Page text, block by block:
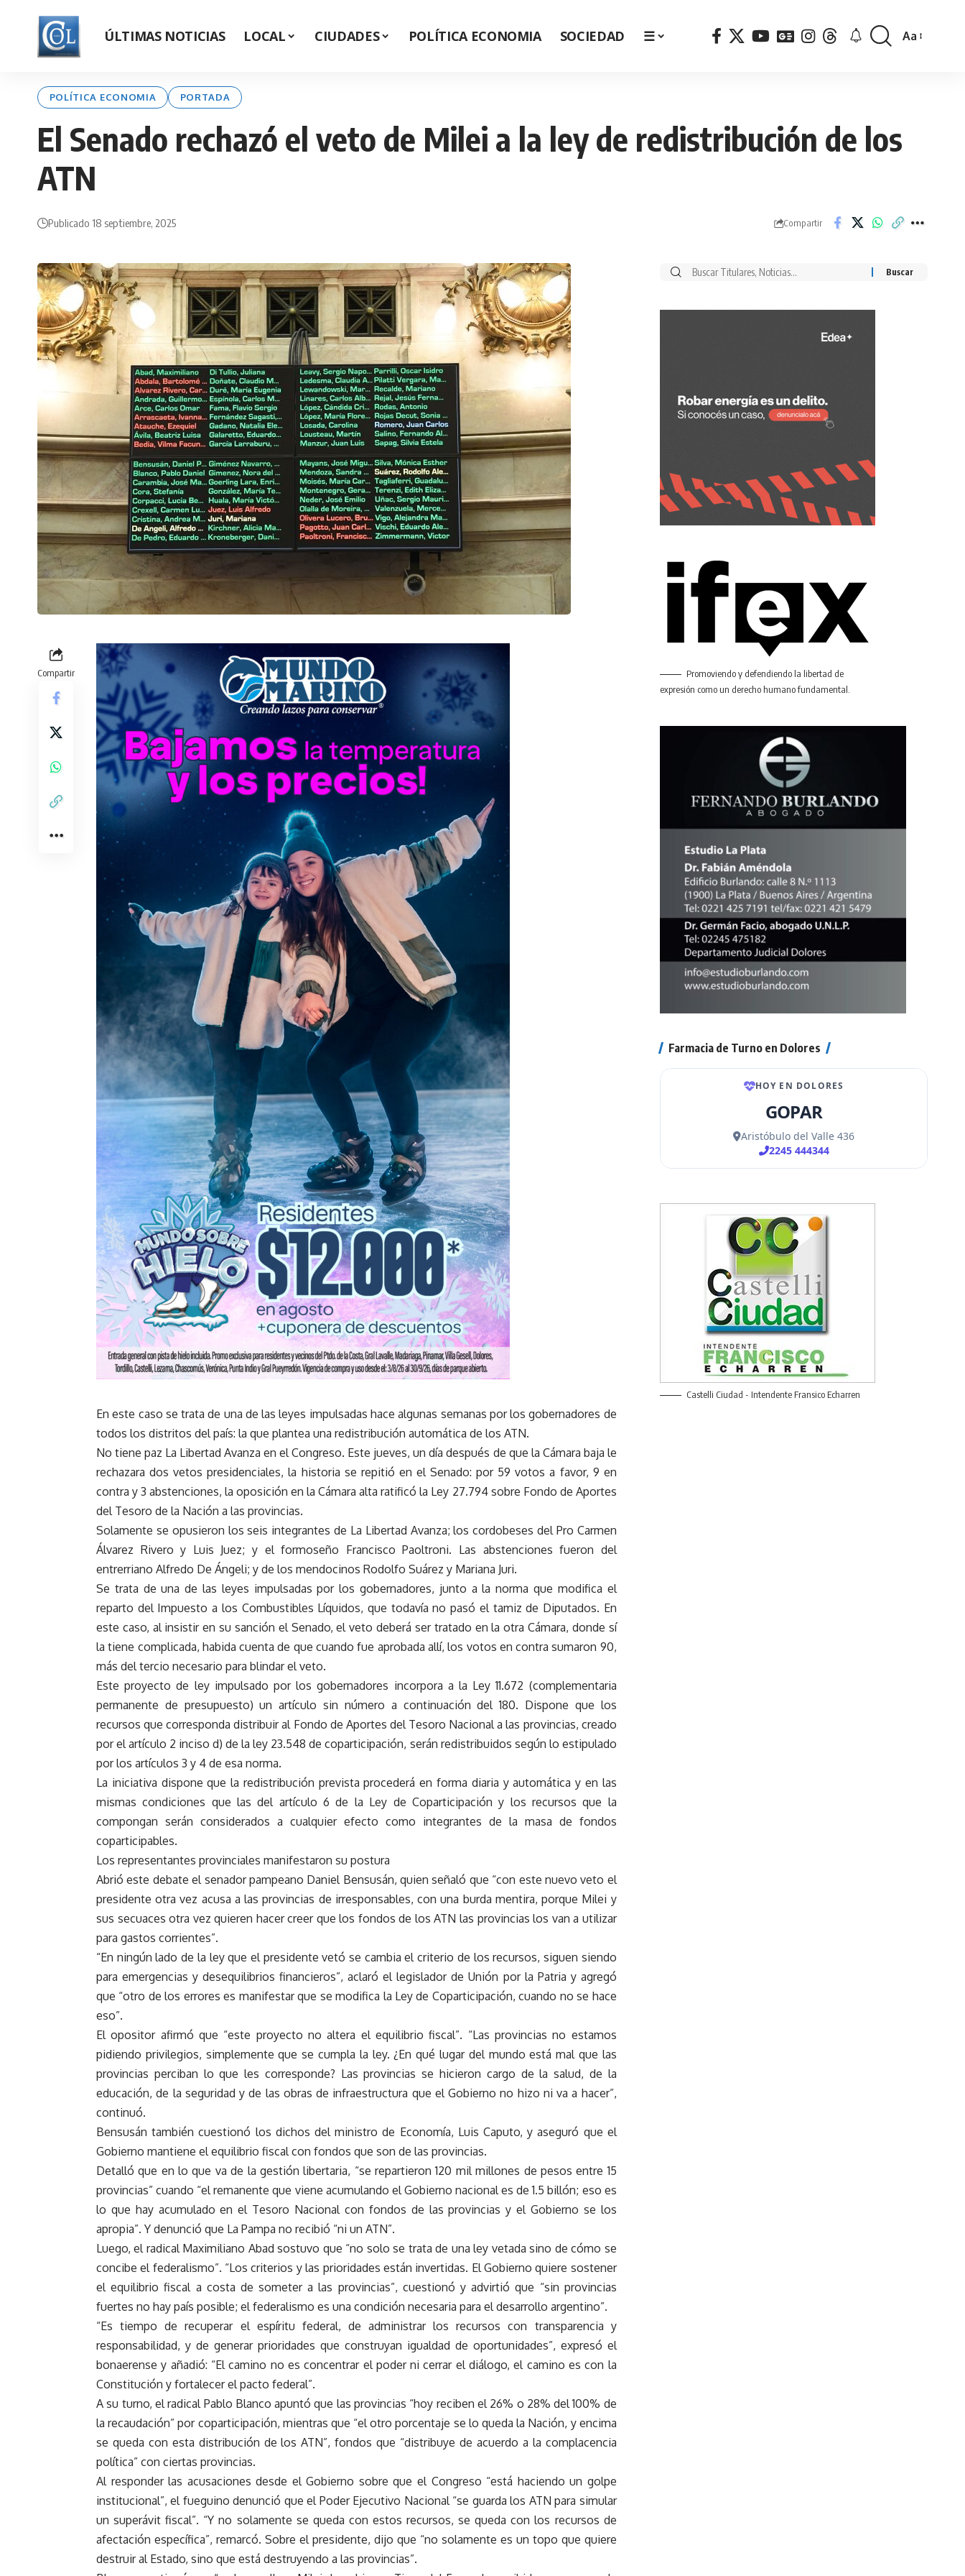
ÚLTIMAS NOTICIAS LOCAL CIUDADES POLÍTICA ECONOMIA SOCIEDAD ☰
Font
Aa
POLÍTICA ECONOMIA PORTADA
El Senado rechazó el veto de Milei a la ley de redistribución de los
ATN
Publicado 18 septiembre, 2025 Compartir
Compartir
En este caso se trata de una de las leyes impulsadas hace algunas semanas por los gobernadores de
todos los distritos del país: la que plantea una redistribución automática de los ATN.
No tiene paz La Libertad Avanza en el Congreso. Este jueves, un día después de que la Cámara baja le
rechazara dos vetos presidenciales, la historia se repitió en el Senado: por 59 votos a favor, 9 en
contra y 3 abstenciones, la oposición en la Cámara alta ratificó la Ley 27.794 sobre Fondo de Aportes
del Tesoro de la Nación a las provincias.
Solamente se opusieron los seis integrantes de La Libertad Avanza; los cordobeses del Pro Carmen
Álvarez Rivero y Luis Juez; y el formoseño Francisco Paoltroni. Las abstenciones fueron del
entrerriano Alfredo De Ángeli; y de los mendocinos Rodolfo Suárez y Mariana Juri.
Se trata de una de las leyes impulsadas por los gobernadores, junto a la norma que modifica el
reparto del Impuesto a los Combustibles Líquidos, que todavía no pasó el tamiz de Diputados. En
este caso, al insistir en su sanción el Senado, el veto deberá ser tratado en la otra Cámara, donde sí
la tiene complicada, habida cuenta de que cuando fue aprobada allí, los votos en contra sumaron 90,
más del tercio necesario para blindar el veto.
Este proyecto de ley impulsado por los gobernadores incorpora a la Ley 11.672 (complementaria
permanente de presupuesto) un artículo sin número a continuación del 180. Dispone que los
recursos que corresponda distribuir al Fondo de Aportes del Tesoro Nacional a las provincias, creado
por el artículo 2 inciso d) de la ley 23.548 de coparticipación, serán redistribuidos según lo estipulado
por los artículos 3 y 4 de esa norma.
La iniciativa dispone que la redistribución prevista procederá en forma diaria y automática y en las
mismas condiciones que las del artículo 6 de la Ley de Coparticipación y los recursos que la
compongan serán considerados a cualquier efecto como integrantes de la masa de fondos
coparticipables.
Los representantes provinciales manifestaron su postura
Abrió este debate el senador pampeano Daniel Bensusán, quien señaló que “con este nuevo veto el
presidente otra vez acusa a las provincias de irresponsables, con una burda mentira, porque Milei y
sus secuaces otra vez quieren hacer creer que los fondos de los ATN las provincias los van a utilizar
para gastos corrientes”.
“En ningún lado de la ley que el presidente vetó se cambia el criterio de los recursos, siguen siendo
para emergencias y desequilibrios financieros”, aclaró el legislador de Unión por la Patria y agregó
que “otro de los errores es manifestar que se modifica la Ley de Coparticipación, cuando no se hace
eso”.
El opositor afirmó que “este proyecto no altera el equilibrio fiscal”. “Las provincias no estamos
pidiendo privilegios, simplemente que se cumpla la ley. ¿En qué lugar del mundo está mal que las
provincias perciban lo que les corresponde? Las provincias se hicieron cargo de la salud, de la
educación, de la seguridad y de las obras de infraestructura que el Gobierno no hizo ni va a hacer”,
continuó.
Bensusán también cuestionó los dichos del ministro de Economía, Luis Caputo, y aseguró que el
Gobierno mantiene el equilibrio fiscal con fondos que son de las provincias.
Detalló que en lo que va de la gestión libertaria, “se repartieron 120 mil millones de pesos entre 15
provincias” cuando “el remanente que viene acumulando el Gobierno nacional es de 1.5 billón; eso es
lo que hay acumulado en el Tesoro Nacional con fondos de las provincias y el Gobierno se los
apropia”. Y denunció que La Pampa no recibió “ni un ATN”.
Luego, el radical Maximiliano Abad sostuvo que “no solo se trata de una ley vetada sino de cómo se
concibe el federalismo”. “Los criterios y las prioridades están invertidas. El Gobierno quiere sostener
el equilibrio fiscal a costa de someter a las provincias”, cuestionó y advirtió que “sin provincias
fuertes no hay país posible; el federalismo es una condición necesaria para el desarrollo argentino”.
“Es tiempo de recuperar el espíritu federal, de administrar los recursos con transparencia y
responsabilidad, y de generar prioridades que construyan igualdad de oportunidades”, expresó el
bonaerense y añadió: “El camino no es concentrar el poder ni cerrar el diálogo, el camino es con la
Constitución y fortalecer el pacto federal”.
A su turno, el radical Pablo Blanco apuntó que las provincias “hoy reciben el 26% o 28% del 100% de
la recaudación” por coparticipación, mientras que “el otro porcentaje se lo queda la Nación, y encima
se queda con esta distribución de los ATN”, fondos que “distribuye de acuerdo a la complacencia
política” con ciertas provincias.
Al responder las acusaciones desde el Gobierno sobre que el Congreso “está haciendo un golpe
institucional”, el fueguino denunció que el Poder Ejecutivo Nacional “se guarda los ATN para simular
un superávit fiscal”. “Y no solamente se queda con estos recursos, se queda con los recursos de
afectación específica”, remarcó. Sobre el presidente, dijo que “no solamente es un topo que quiere
destruir al Estado, sino que está destruyendo a las provincias”.
Buscar
Promoviendo y defendiendo la libertad de
expresión como un derecho humano fundamental.
Farmacia de Turno en Dolores
Castelli Ciudad - Intendente Fransico Echarren